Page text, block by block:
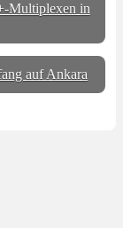
Multiplexen in
auf Ankara